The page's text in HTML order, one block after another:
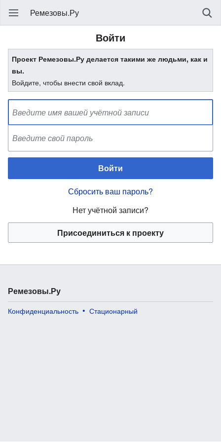
Ремезовы.Ру
Войти
Проект Ремезовы.Ру делается такими же людьми, как и
вы.
Войдите, чтобы внести свой вклад.
Войти
Сбросить ваш пароль?
Нет учётной записи?
Присоединиться к проекту
Ремезовы.Ру
Конфиденциальность Стационарный